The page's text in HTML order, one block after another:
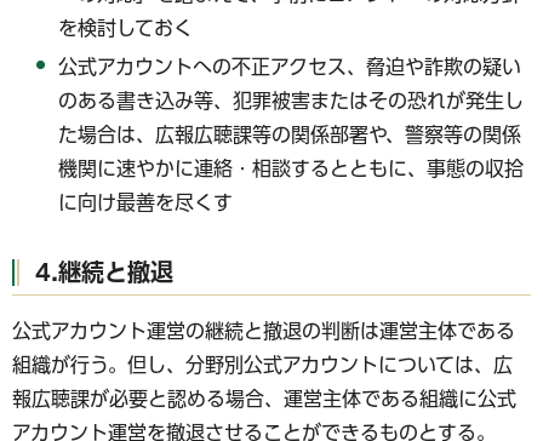
を検討しておく
公式アカウントへの不正アクセス、脅迫や詐欺の疑い
のある書き込み等、犯罪被害またはその恐れが発生し
た場合は、広報広聴課等の関係部署や、警察等の関係
機関に速やかに連絡・相談するとともに、事態の収拾
に向け最善を尽くす
4.継続と撤退
公式アカウント運営の継続と撤退の判断は運営主体である
組織が行う。但し、分野別公式アカウントについては、広
報広聴課が必要と認める場合、運営主体である組織に公式
アカウント運営を撤退させることができるものとする。